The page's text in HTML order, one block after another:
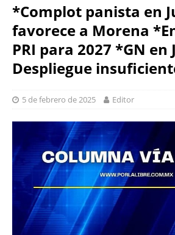
*Complot panista en
favorece a Morena
PRI para 2027 *GN en
Despliegue
5 de febrero de 2025 Editor